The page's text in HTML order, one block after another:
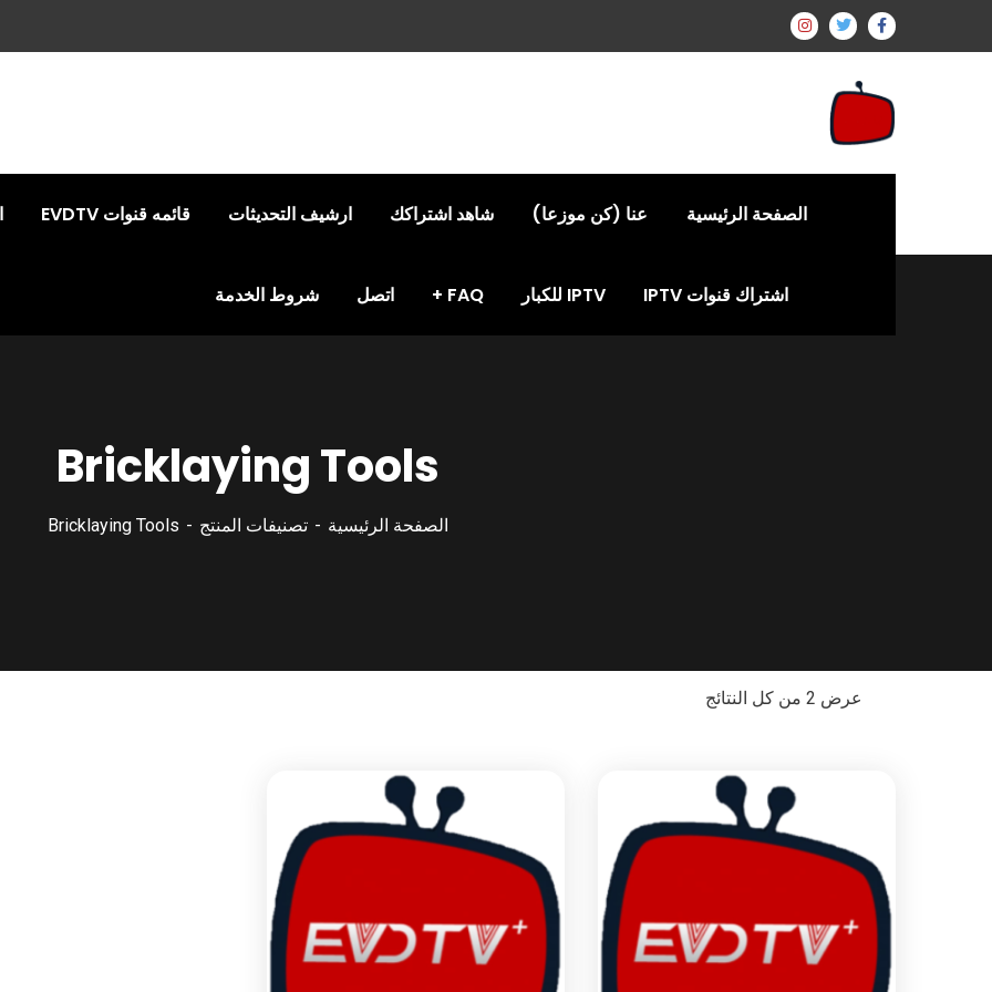
الصفحة الرئيسية عنا (كن موزعا) شاهد اشتراكك ارشيف التحديثات قائمه قنوات EVDTV
اشتراك قنوات IPTV IPTV للكبار FAQ اتصل شروط الخدمة
Bricklaying Tools
الصفحة الرئيسية تصنيفات المنتج Bricklaying Tools
عرض ⁦2⁩ من كل النتائج